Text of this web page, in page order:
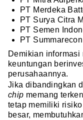
PT Merdeka
PT Surya Citra
PT Semen
PT
Demikian informasi
keuntungan
perusahaannya.
Jika dibandingkan
chip memang
tetap memiliki
besar,